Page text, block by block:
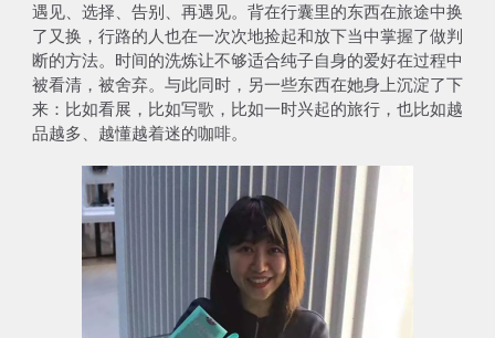
遇见、选择、告别、再遇见。背在行囊里的东西在旅途中换
了又换，行路的人也在一次次地捡起和放下当中掌握了做判
断的方法。时间的洗炼让不够适合纯子自身的爱好在过程中
被看清，被舍弃。与此同时，另一些东西在她身上沉淀了下
来：比如看展，比如写歌，比如一时兴起的旅行，也比如越
品越多、越懂越着迷的咖啡。